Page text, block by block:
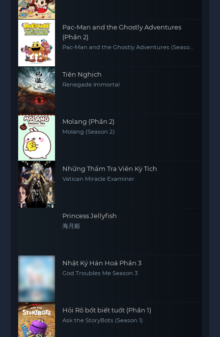
Pac-Man and the Ghostly Adventures
(Phần 2)
Pac-Man and the Ghostly Adventures (Season
Tiên Nghịch
Renegade Immortal
Molang (Phần 2)
Molang (Season 2)
Những Thẩm Tra Viên Kỳ Tích
Vatican Miracle Examiner
Princess Jellyfish
海月姫
Nhật Ký Hán Hoá Phần 3
God Troubles Me Season 3
Hỏi Rô bốt biết tuốt (Phần 1)
Ask the StoryBots (Season 1)